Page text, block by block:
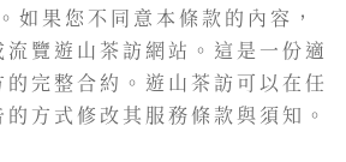
如果您不同意本條款的內容，
覽遊山茶訪網站。這是一份適
完整合約。遊山茶訪可以在任
方式修改其服務條款與須知。